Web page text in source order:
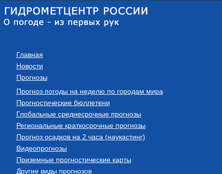
Главная
Новости
Прогнозы
Прогноз погоды на неделю по городам мира
Прогностические бюллетени
Глобальные среднесрочные прогнозы
Региональные краткосрочные прогнозы
Прогноз осадков на 2 часа (наукастинг)
Видеопрогнозы
Приземные прогностические карты
Другие виды прогнозов